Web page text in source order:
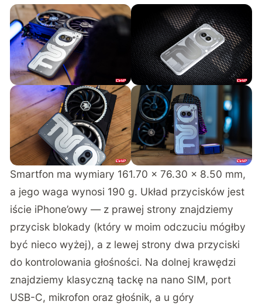
Smartfon ma wymiary 161.70 x 76.30 x 8.50 mm,
a jego waga wynosi 190 g. Układ przycisków jest
iście iPhone’owy — z prawej strony znajdziemy
przycisk blokady (który w moim odczuciu mógłby
być nieco wyżej), a z lewej strony dwa przyciski
do kontrolowania głośności. Na dolnej krawędzi
znajdziemy klasyczną tackę na nano SIM, port
USB-C, mikrofon oraz głośnik, a u góry